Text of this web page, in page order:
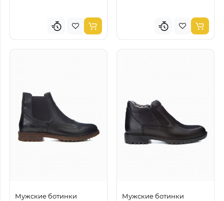
Мужские ботинки
Мужские ботинки